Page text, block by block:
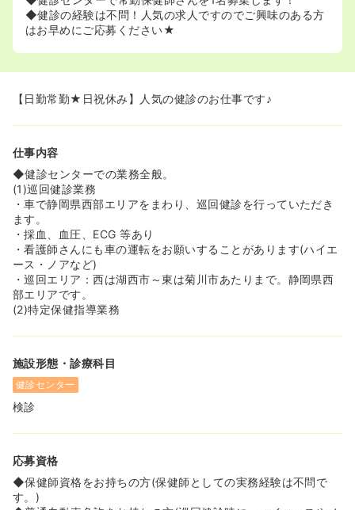
◆健診の経験は不問！人気の求人ですのでご興味のある方
はお早めにご応募ください★
【日勤常勤★日祝休み】人気の健診のお仕事です♪
仕事内容
◆健診センターでの業務全般。
(1)巡回健診業務
・車で静岡県西部エリアをまわり、巡回健診を行っていただき
ます。
・採血、血圧、ECG 等あり
・看護師さんにも車の運転をお願いすることがあります(ハイエ
ース・ノアなど)
・巡回エリア：西は湖西市～東は菊川市あたりまで。静岡県西
部エリアです。
(2)特定保健指導業務
施設形態・診療科目
健診センター
検診
応募資格
◆保健師資格をお持ちの方(保健師としての実務経験は不問で
す。)